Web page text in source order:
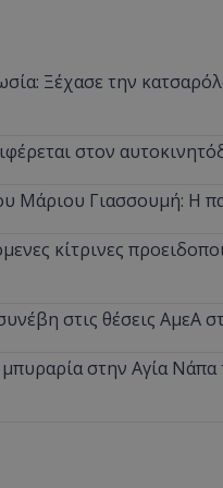
Ξέχασε την
στον
Μάριου Γιασσουμή: Η
κίτρινες
στις θέσεις
στην Αγία
ASP.NET_SessionId